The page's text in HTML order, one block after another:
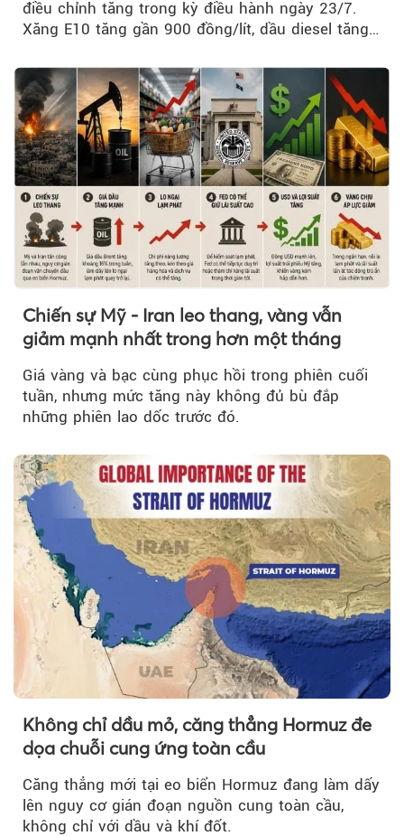
điều chỉnh tăng trong kỳ điều hành ngày 23/7.
Xăng E10 tăng gần 900 đồng/lít, dầu diesel tăng
Chiến sự Mỹ - Iran leo thang, vàng vẫn
giảm mạnh nhất trong hơn một tháng
Giá vàng và bạc cùng phục hồi trong phiên cuối
tuần, nhưng mức tăng này không đủ bù đắp
những phiên lao dốc trước đó.
Không chỉ dầu mỏ, căng thẳng Hormuz đe
dọa chuỗi cung ứng toàn cầu
Căng thẳng mới tại eo biển Hormuz đang làm dấy
lên nguy cơ gián đoạn nguồn cung toàn cầu,
không chỉ với dầu và khí đốt.